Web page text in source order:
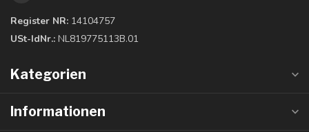
Register NR: 14104757
USt-IdNr.: NL819775113B.01
Kategorien
Informationen